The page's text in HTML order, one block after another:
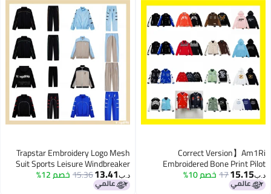
Correct Version】
Embroidered Bone Print
Casual Jacket For Men
Women, Winter Baseball
15.15
17خصم 10%
Trapstar Embroidery Logo Mesh
Suit Sports Leisure Windbreaker
Coat Coat Trousers
13.41
15.36خصم 12%